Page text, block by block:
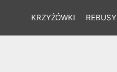
KRZYŻÓWKI REBUSY